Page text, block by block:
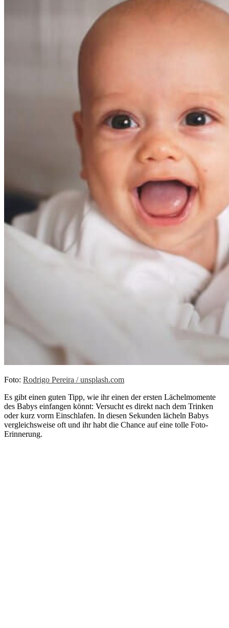
Foto: Rodrigo Pereira / unsplash.com
Es gibt einen guten Tipp, wie ihr einen der ersten Lächelmomente
des Babys einfangen könnt: Versucht es direkt nach dem Trinken
oder kurz vorm Einschlafen. In diesen Sekunden lächeln Babys
vergleichsweise oft und ihr habt die Chance auf eine tolle Foto-
Erinnerung.